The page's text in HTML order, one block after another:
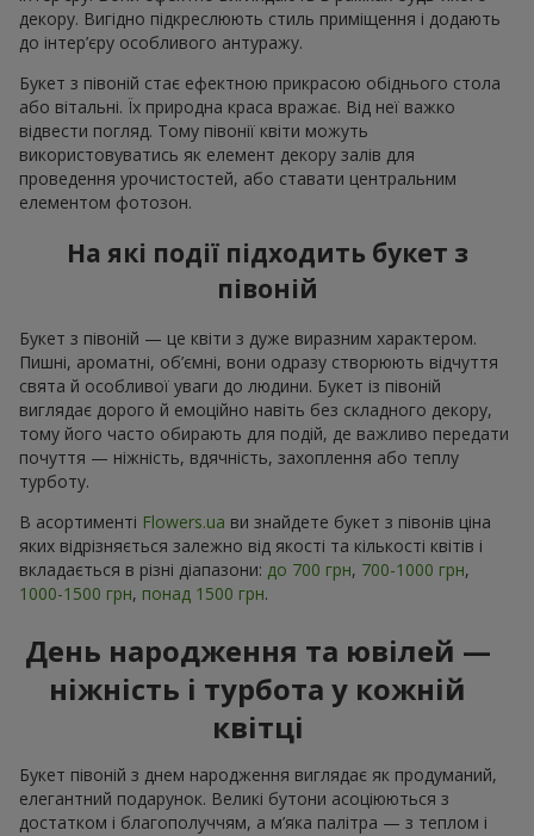
декору. Вигідно підкреслюють стиль приміщення і додають
до інтер’єру особливого антуражу.
Букет з півоній стає ефектною прикрасою обіднього стола
або вітальні. Їх природна краса вражає. Від неї важко
відвести погляд. Тому півонії квіти можуть
використовуватись як елемент декору залів для
проведення урочистостей, або ставати центральним
елементом фотозон.
На які події підходить букет з
півоній
Букет з півоній — це квіти з дуже виразним характером.
Пишні, ароматні, об’ємні, вони одразу створюють відчуття
свята й особливої уваги до людини. Букет із півоній
виглядає дорого й емоційно навіть без складного декору,
тому його часто обирають для подій, де важливо передати
почуття — ніжність, вдячність, захоплення або теплу
турботу.
В асортименті Flowers.ua ви знайдете букет з півонів ціна
яких відрізняється залежно від якості та кількості квітів і
вкладається в різні діапазони: до 700 грн, 700-1000 грн,
1000-1500 грн, понад 1500 грн.
День народження та ювілей —
ніжність і турбота у кожній
квітці
Букет півоній з днем народження виглядає як продуманий,
елегантний подарунок. Великі бутони асоціюються з
достатком і благополуччям, а м’яка палітра — з теплом і